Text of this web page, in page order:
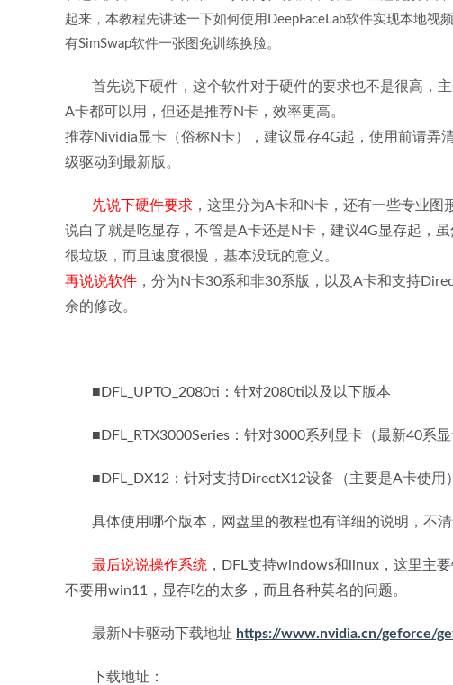
起来，本教程先讲述一下如何使用DeepFaceLab软件实现本地
有SimSwap软件一张图免训练换脸。
首先说下硬件，这个软件对于硬件的要求也不是很高，
A卡都可以用，但还是推荐N卡，效率更高。
推荐Nividia显卡（俗称N卡），建议显存4G起，使用前请弄
级驱动到最新版。
先说下硬件要求 ，这里分为A卡和N卡，还有一些专业图
说白了就是吃显存，不管是A卡还是N卡，建议4G显存起，
很垃圾，而且速度很慢，基本没玩的意义。
再说说软件 ，分为N卡30系和非30系版，以及A卡和支持
余的修改。
■DFL_UPTO_2080ti：针对2080ti以及以下版本
■DFL_RTX3000Series：针对3000系列显卡（最新40系显
■DFL_DX12：针对支持DirectX12设备（主要是A卡使用）
具体使用哪个版本，网盘里的教程也有详细的说明，不清
最后说说操作系统 ，DFL支持windows和linux，这里主
不要用win11，显存吃的太多，而且各种莫名的问题。
最新N卡驱动下载地址 https://www.nvidia.cn/geforce/
下载地址：